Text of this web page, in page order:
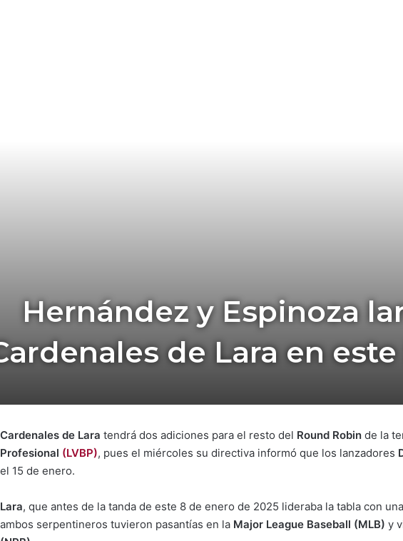
Hernández y Espinoza
de Lara en
Cardenales de Lara tendrá dos adiciones para el resto del Round Robin de la
Profesional (LVBP), pues el miércoles su directiva informó que los lanzadores
el 15 de enero.
Lara, que antes de la tanda de este 8 de enero de 2025 lideraba la tabla con
ambos serpentineros tuvieron pasantías en la Major League Baseball (MLB) y